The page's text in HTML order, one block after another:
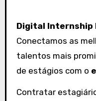
Digital
Conectamos as
talentos mais
de estágios com o
Contratar